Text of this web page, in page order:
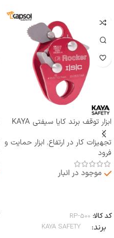
ابزار توقف برند کایا سیفتی KAYA
SAFETY مدل RP-500 ROCKER
تجهیزات کار در ارتفاع, ابزار حمایت و
فرود
موجود در انبار
کد کالا: RP-500
برند KAYA SAFETY